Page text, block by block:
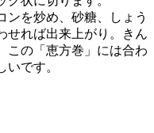
ンを炒め、砂糖、しょう
せれば出来上がり。きん
この「恵方巻」には合わ
です。